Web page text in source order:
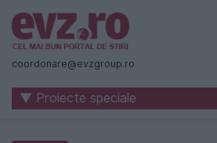
Știri
naționale
internaționale
coordonare@evzgroup.ro
▼ Proiecte speciale